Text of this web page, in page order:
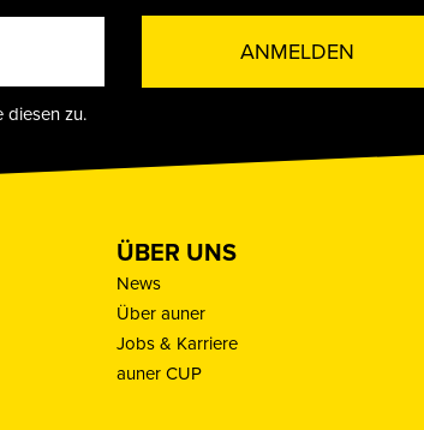
zu.
ANMELDEN
ÜBER UNS
News
Über auner
Jobs & Karriere
auner CUP